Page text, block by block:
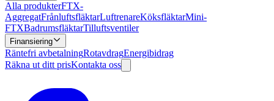
Alla produkterFTX-
AggregatFrånluftsfläktarLuftrenareKöksfläktarMini-
FTXBadrumsfläktarTilluftsventiler
Finansiering
Räntefri avbetalningRotavdragEnergibidrag
Räkna ut ditt prisKontakta oss